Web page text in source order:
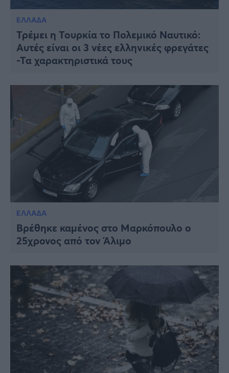
ΕΛΛΑΔΑ
Τρέμει η Τουρκία το Πολεμικό Ναυτικό:
Αυτές είναι οι 3 νέες ελληνικές φρεγάτες
-Τα χαρακτηριστικά τους
ΕΛΛΑΔΑ
Βρέθηκε καμένος στο Μαρκόπουλο ο
25χρονος από τον Άλιμο